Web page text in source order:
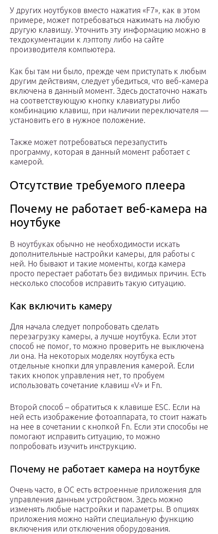
У других ноутбуков вместо нажатия «F7», как в этом
примере, может потребоваться нажимать на любую
другую клавишу. Уточнить эту информацию можно в
техдокументации к лэптопу либо на сайте
производителя компьютера.
Как бы там ни было, прежде чем приступать к любым
другим действиям, следует убедиться, что веб-камера
включена в данный момент. Здесь достаточно нажать
на соответствующую кнопку клавиатуры либо
комбинацию клавиш, при наличии переключателя —
установить его в нужное положение.
Также может потребоваться перезапустить
программу, которая в данный момент работает с
камерой.
Отсутствие требуемого плеера
Почему не работает веб-камера на
ноутбуке
В ноутбуках обычно не необходимости искать
дополнительные настройки камеры, для работы с
ней. Но бывают и такие моменты, когда камера
просто перестает работать без видимых причин. Есть
несколько способов исправить такую ситуацию.
Как включить камеру
Для начала следует попробовать сделать
перезагрузку камеры, а лучше ноутбука. Если этот
способ не помог, то можно проверить не выключена
ли она. На некоторых моделях ноутбука есть
отдельные кнопки для управления камерой. Если
таких кнопок управления нет, то пробуем
использовать сочетание клавиш «V» и Fn.
Второй способ – обратиться к клавише ESC. Если на
ней есть изображение фотоаппарата, то стоит нажать
на нее в сочетании с кнопкой Fn. Если эти способы не
помогают исправить ситуацию, то можно
попробовать изучить инструкцию.
Почему не работает камера на ноутбуке
Очень часто, в ОС есть встроенные приложения для
управления данным устройством. Здесь можно
изменять любые настройки и параметры. В опциях
приложения можно найти специальную функцию
включения или отключения оборудования.